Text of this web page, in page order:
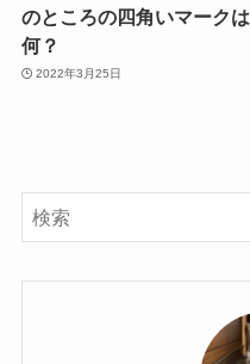
のところの四角いマークは
何？
2022年3月25日